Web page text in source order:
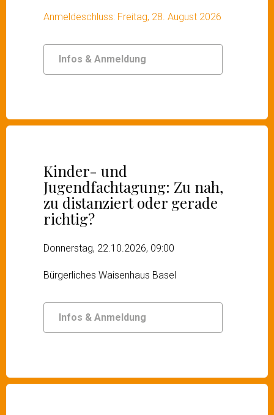
Anmeldeschluss: Freitag, 28. August 2026
Infos & Anmeldung
Kinder- und
Jugendfachtagung: Zu nah,
zu distanziert oder gerade
richtig?
Donnerstag, 22.10.2026, 09:00
Bürgerliches Waisenhaus Basel
Infos & Anmeldung